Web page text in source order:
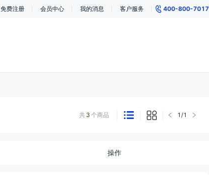
免费注册 会员中心 我的消息 客户服务 400-800-7017
共 3 个商品 1 /1
操作